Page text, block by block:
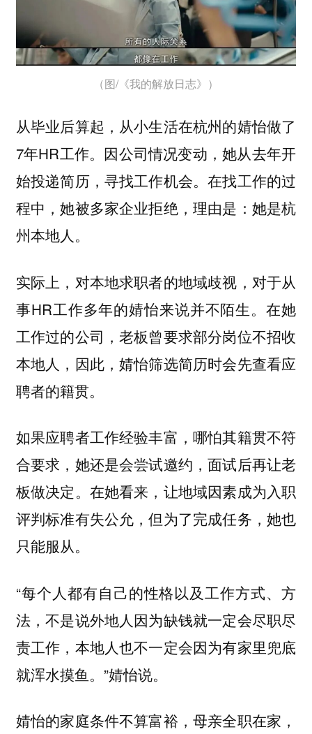
（图/《我的解放日志》）
从毕业后算起，从小生活在杭州的婧怡做了
7年HR工作。因公司情况变动，她从去年开
始投递简历，寻找工作机会。在找工作的过
程中，她被多家企业拒绝，理由是：她是杭
州本地人。
实际上，对本地求职者的地域歧视，对于从
事HR工作多年的婧怡来说并不陌生。在她
工作过的公司，老板曾要求部分岗位不招收
本地人，因此，婧怡筛选简历时会先查看应
聘者的籍贯。
如果应聘者工作经验丰富，哪怕其籍贯不符
合要求，她还是会尝试邀约，面试后再让老
板做决定。在她看来，让地域因素成为入职
评判标准有失公允，但为了完成任务，她也
只能服从。
“每个人都有自己的性格以及工作方式、方
法，不是说外地人因为缺钱就一定会尽职尽
责工作，本地人也不一定会因为有家里兜底
就浑水摸鱼。”婧怡说。
婧怡的家庭条件不算富裕，母亲全职在家，